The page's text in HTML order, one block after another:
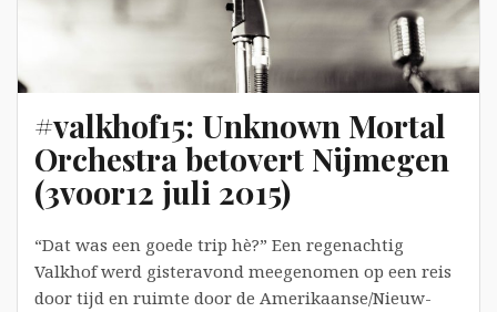
#valkhof15: Unknown Mortal
Orchestra betovert Nijmegen
(3voor12 juli 2015)
“Dat was een goede trip hè?” Een regenachtig
Valkhof werd gisteravond meegenomen op een reis
door tijd en ruimte door de Amerikaanse/Nieuw-